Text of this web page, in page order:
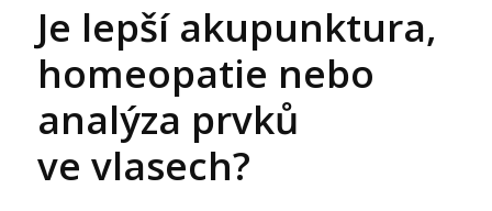
Je lepší akupunktura,
homeopatie nebo
analýza prvků
ve vlasech?